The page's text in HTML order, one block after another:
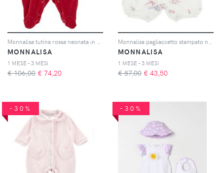
MONNALISA
1 MESE - 3 MESI
€ 106,00 € 74,20
MONNALISA
1 MESE - 3 MESI
€ 87,00 € 43,50
-30% -30%